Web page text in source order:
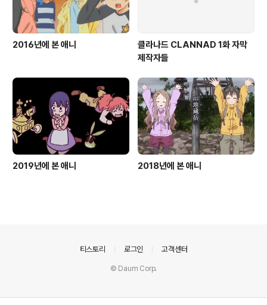
2016년에 본 애니
클라나드 CLANNAD 1화 자막
제작자들
2019년에 본 애니 2018년에 본 애니
티스토리 로그인 고객센터
© Daum Corp.